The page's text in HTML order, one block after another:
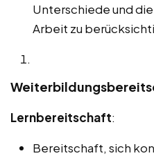
Unterschiede und
Arbeit zu
Lernbereitschaft:
Bereitschaft, sich